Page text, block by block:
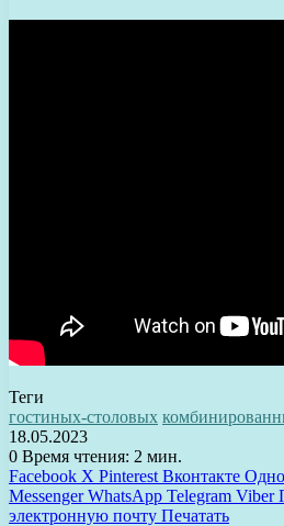
Теги
гостиных-столовых
18.05.2023
0 Время чтения: 2 мин.
Facebook X Pinterest Вконтакте
Messenger WhatsApp Telegram Viber
электронную почту Печатать